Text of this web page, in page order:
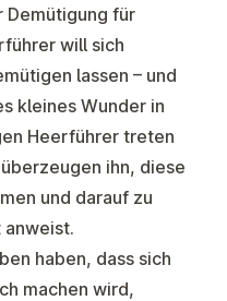
Demütigung für
will sich
lassen – und
kleines Wunder in
Heerführer treten
ihn, diese
und darauf zu
haben, dass sich
machen wird,